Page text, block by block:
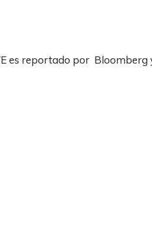
es reportado por Bloomberg